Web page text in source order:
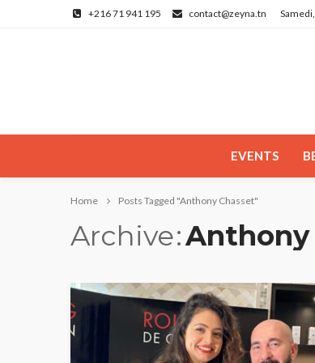
+216 71 941 195 contact@zeyna.tn
EVENTS
Home Posts Tagged "Anthony Chasset"
Archive Anthony